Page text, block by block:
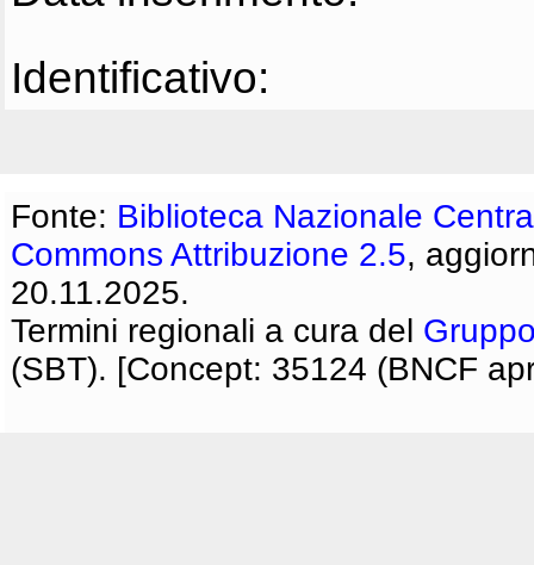
Identificativo:
Fonte: Biblioteca Nazionale
Commons Attribuzione 2.5,
20.11.2025.
Termini regionali a cura del
(SBT). [Concept: 35124 (BNCF